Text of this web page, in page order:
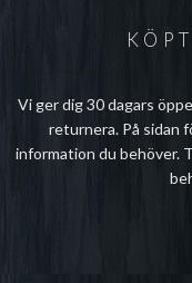
Vi ger dig 30 dagars
returnera. På sidan
information du behöver.